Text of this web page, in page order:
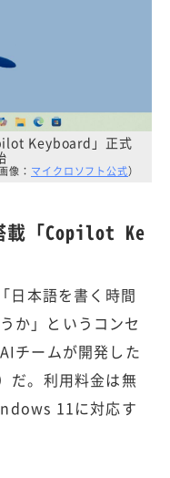
Keyboard」正式
像： マイクロソフト公式）
載「Copilot Ke
本語を書く時間
か」というコンセ
チームが開発した
だ。利用料金は無
11に対応す